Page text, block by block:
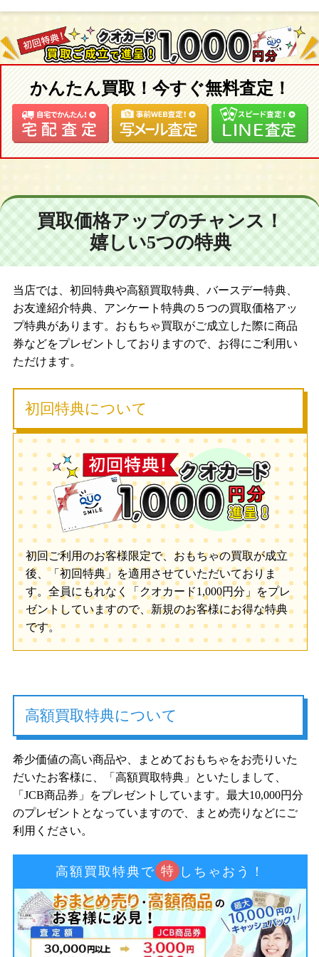
かんたん買取！今すぐ無料査定！
買取価格アップのチャンス！
嬉しい5つの特典
当店では、初回特典や高額買取特典、バースデー特典、
お友達紹介特典、アンケート特典の５つの買取価格アッ
プ特典があります。おもちゃ買取がご成立した際に商品
券などをプレゼントしておりますので、お得にご利用い
ただけます。
初回特典について
初回ご利用のお客様限定で、おもちゃの買取が成立
後、「初回特典」を適用させていただいておりま
す。全員にもれなく「クオカード1,000円分」をプレ
ゼントしていますので、新規のお客様にお得な特典
です。
高額買取特典について
希少価値の高い商品や、まとめておもちゃをお売りいた
だいたお客様に、「高額買取特典」といたしまして、
「JCB商品券」をプレゼントしています。最大10,000円分
のプレゼントとなっていますので、まとめ売りなどにご
利用ください。
高額買取特典で 特 しちゃおう！